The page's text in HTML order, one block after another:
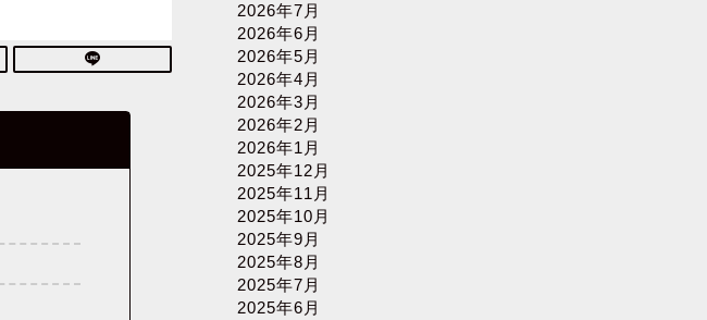
2026年7月
2026年6月
2026年5月
2026年4月
2026年3月
2026年2月
2026年1月
2025年12月
2025年11月
2025年10月
2025年9月
2025年8月
2025年7月
2025年6月